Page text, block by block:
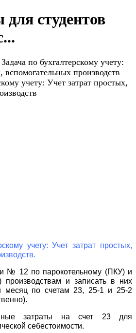
студентов
Задача по бухгалтерскому учету:
вспомогательных производств
учету: Учет затрат простых,
учету: Учет затрат простых,
№ 12 по парокотельному (ПКУ) и
производствам и записать в них
месяц по счетам 23, 25-1 и 25-2
затраты на счет 23 для
себестоимости.